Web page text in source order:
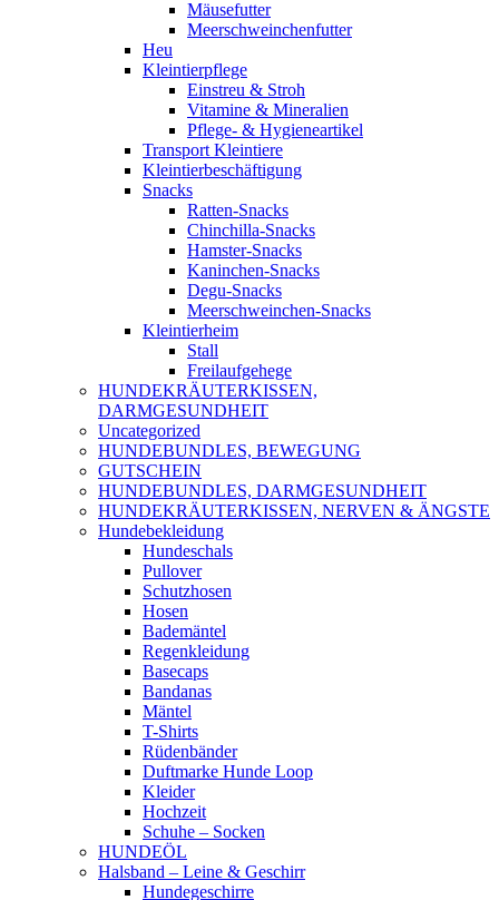
Mäusefutter
Meerschweinchenfutter
Heu
Kleintierpflege
Einstreu & Stroh
Vitamine & Mineralien
Pflege- & Hygieneartikel
Transport Kleintiere
Kleintierbeschäftigung
Snacks
Ratten-Snacks
Chinchilla-Snacks
Hamster-Snacks
Kaninchen-Snacks
Degu-Snacks
Meerschweinchen-Snacks
Kleintierheim
Stall
Freilaufgehege
HUNDEKRÄUTERKISSEN,
DARMGESUNDHEIT
Uncategorized
HUNDEBUNDLES, BEWEGUNG
GUTSCHEIN
HUNDEBUNDLES, DARMGESUNDHEIT
HUNDEKRÄUTERKISSEN, NERVEN & ÄNGSTE
Hundebekleidung
Hundeschals
Pullover
Schutzhosen
Hosen
Bademäntel
Regenkleidung
Basecaps
Bandanas
Mäntel
T-Shirts
Rüdenbänder
Duftmarke Hunde Loop
Kleider
Hochzeit
Schuhe – Socken
HUNDEÖL
Halsband – Leine & Geschirr
Hundegeschirre